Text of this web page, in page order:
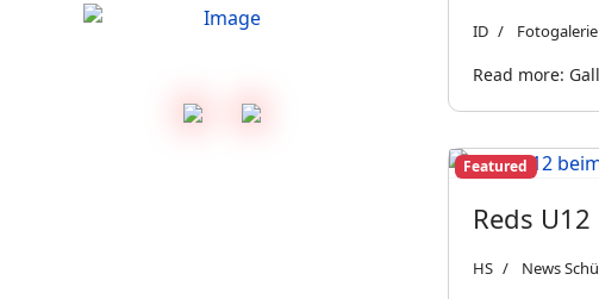
vs.
ID
Read more:
Featured
Reds
HS News